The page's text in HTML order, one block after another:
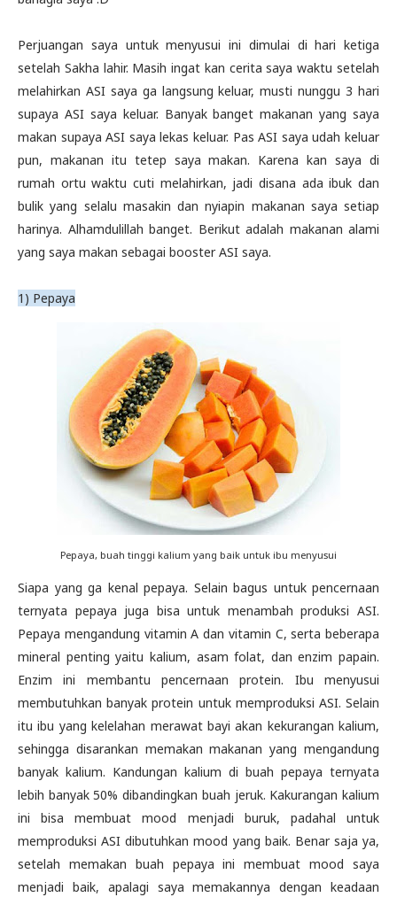
Perjuangan saya untuk menyusui ini dimulai di hari ketiga
setelah Sakha lahir. Masih ingat kan cerita saya waktu setelah
melahirkan ASI saya ga langsung keluar, musti nunggu 3 hari
supaya ASI saya keluar. Banyak banget makanan yang saya
makan supaya ASI saya lekas keluar. Pas ASI saya udah keluar
pun, makanan itu tetep saya makan. Karena kan saya di
rumah ortu waktu cuti melahirkan, jadi disana ada ibuk dan
bulik yang selalu masakin dan nyiapin makanan saya setiap
harinya. Alhamdulillah banget. Berikut adalah makanan alami
yang saya makan sebagai booster ASI saya.
1) Pepaya
Pepaya, buah tinggi kalium yang baik untuk ibu menyusui
Siapa yang ga kenal pepaya. Selain bagus untuk pencernaan
ternyata pepaya juga bisa untuk menambah produksi ASI.
Pepaya mengandung vitamin A dan vitamin C, serta beberapa
mineral penting yaitu kalium, asam folat, dan enzim papain.
Enzim ini membantu pencernaan protein. Ibu menyusui
membutuhkan banyak protein untuk memproduksi ASI. Selain
itu ibu yang kelelahan merawat bayi akan kekurangan kalium,
sehingga disarankan memakan makanan yang mengandung
banyak kalium. Kandungan kalium di buah pepaya ternyata
lebih banyak 50% dibandingkan buah jeruk. Kakurangan kalium
ini bisa membuat mood menjadi buruk, padahal untuk
memproduksi ASI dibutuhkan mood yang baik. Benar saja ya,
setelah memakan buah pepaya ini membuat mood saya
menjadi baik, apalagi saya memakannya dengan keadaan